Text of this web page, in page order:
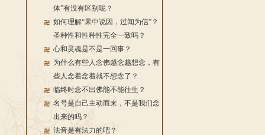
体”有没有区别呢？
如何理解“果中说因，过闻为信”？
圣种性和性种性完全一致吗？
心和灵魂是不是一回事？
为什么有些人念佛越念越想念，有
些人念着念着就不想念了？
临终时念不出佛能不能往生？
名号是自己主动而来，不是我们念
出来的吗？
法音是有法力的吧？